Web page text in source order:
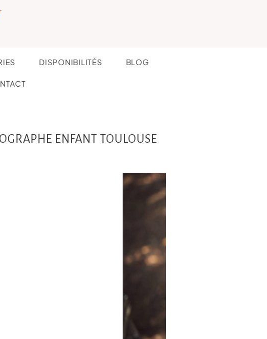
DISPONIBILITÉS BLOG
ENFANT TOULOUSE